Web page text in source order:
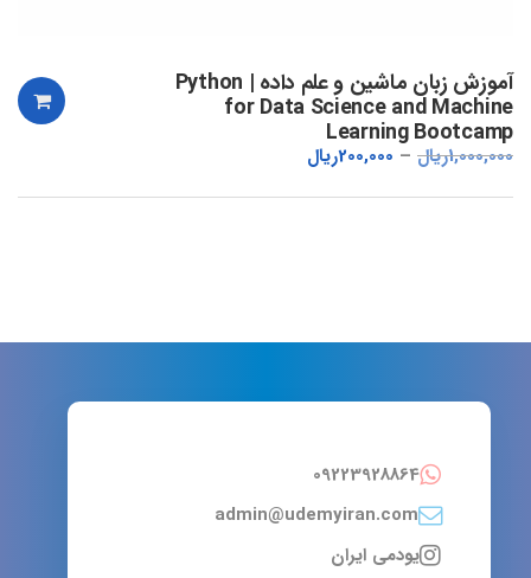
آموزش زبان ماشین و علم داده | Python
for Data Science and Machine
Learning Bootcamp
1,000,000ریال 200,000ریال
09223928864
admin@udemyiran.com
یودمی ایران